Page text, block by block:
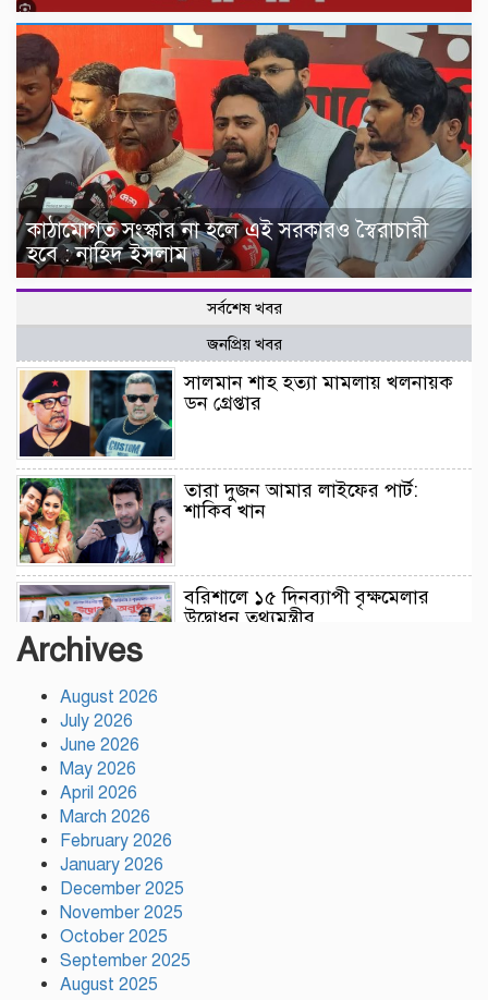
কাঠামোগত সংস্কার না হলে এই সরকারও স্বৈরাচারী
হবে : নাহিদ ইসলাম
সর্বশেষ খবর
জনপ্রিয় খবর
সালমান শাহ হত্যা মামলায় খলনায়ক
ডন গ্রেপ্তার
তারা দুজন আমার লাইফের পার্ট:
শাকিব খান
বরিশালে ১৫ দিনব্যাপী বৃক্ষমেলার
উদ্বোধন তথ্যমন্ত্রীর
Archives
August 2026
July 2026
June 2026
May 2026
April 2026
March 2026
February 2026
January 2026
December 2025
November 2025
October 2025
September 2025
August 2025